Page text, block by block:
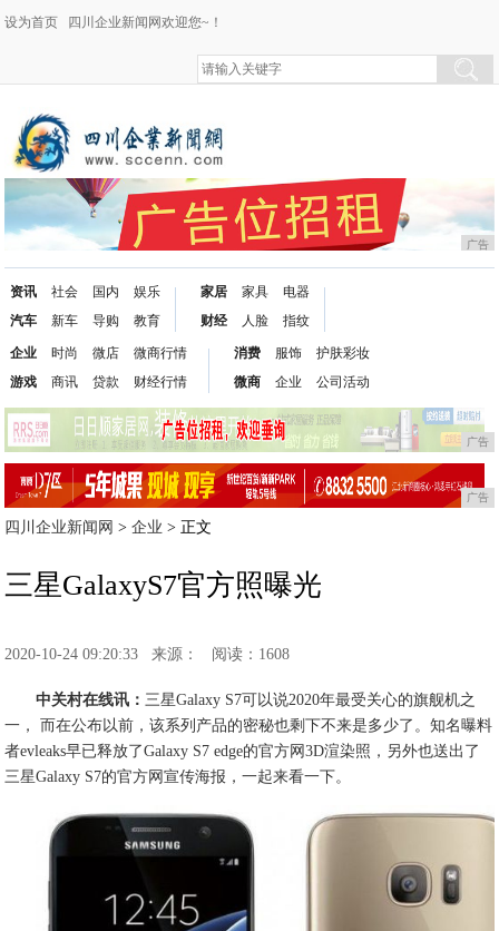
设为首页 四川企业新闻网欢迎您~！
广告
资讯
汽车
社会
新车
国内
导购
娱乐
教育
家居
财经
家具
人脸
电器
指纹
企业
游戏
时尚
商讯
微店
贷款
微商行情
财经行情
消费
微商
服饰
企业
护肤彩妆
公司活动
广告
广告
四川企业新闻网 >企业 > 正文
三星GalaxyS7官方照曝光
2020-10-24 09:20:33 来源： 阅读：1608
中关村在线讯：三星Galaxy S7可以说2020年最受关心的旗舰机之
一， 而在公布以前，该系列产品的密秘也剩下不来是多少了。知名曝料
者evleaks早已释放了Galaxy S7 edge的官方网3D渲染照，另外也送出了
三星Galaxy S7的官方网宣传海报，一起来看一下。